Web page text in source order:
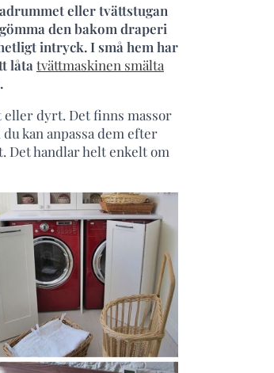
eller tvättstugan
den bakom draperi
intryck. I små hem har
låta tvättmaskinen smälta
eller dyrt. Det finns massor
du kan anpassa dem efter
handlar helt enkelt om